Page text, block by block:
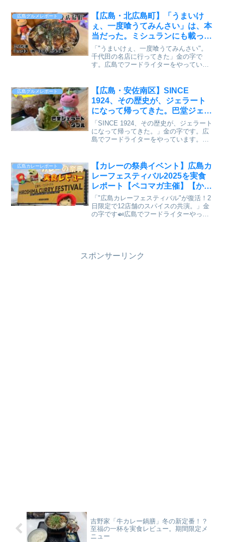
温品エリアに佇む、知る人ぞ知る隠れ家
的な中華料理店。SN...
広島グルメレポート
【広島・北広島町】「うまいけ
ぇ、一度喰うてみんさい」は、本
当だった。ミシュランにも載った
「三八松浦」のお好み焼きが、キ
ャベツどっさりで威勢よかった
【かえるのピクルスと実食レビュ
「"うまいけぇ、一度喰うてみんさい"。
千代田の名店に行ってきた」金の字で
す。広島でフードライターをやっていま
色い暖簾に「三八」の文字。ここはミシ
ュランにも載った千代田の...
広島グルメレポート
【広島・安佐南区】SINCE
1924、その歴史が、ジェラート
になって帰ってきた。巴堂ジェラ
ート（TOMOEDO GELATO）実
食レビュー【かえるのピクルスと
実食レビュー】
「SINCE 1924、その歴史が、ジェラート
になって帰ってきた。」金の字です。広
島でフードライターをやっています。広
た。その名も巴堂ジェラート
（TOMOEDO GELA...
広島カレーレポート
【カレーの祭典イベント】広島カ
レーフェスティバル2025を実食
レポート【ペコマガ主催】【かえ
るのピクルスと実食レビュー】
「"広島カレーフェスティバル"が復活！2
日限定で12店舗のスパイスの共演。」金
の字です🍛広島でフードライターやって
スポンサーリンク
吉野家「牛カレー鍋膳」冬の新定番！？
至福の一杯を実食レビュー。期間限定メ
ニュー